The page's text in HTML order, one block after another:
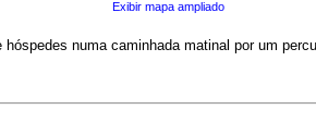
Exibir mapa ampliado
numa caminhada matinal por um